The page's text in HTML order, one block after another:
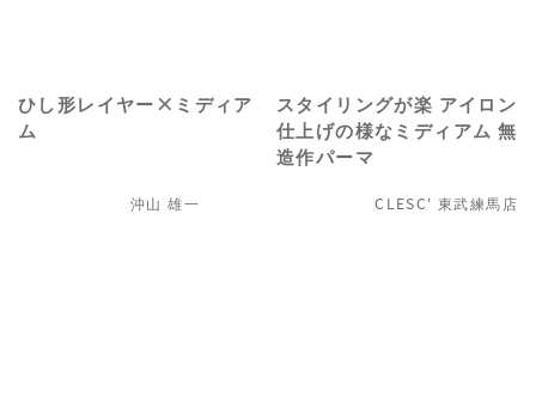
ひし形レイヤー×ミディア
ム
沖山 雄一
スタイリングが楽 アイロン
仕上げの様なミディアム 無
造作パーマ
CLESC' 東武練馬店